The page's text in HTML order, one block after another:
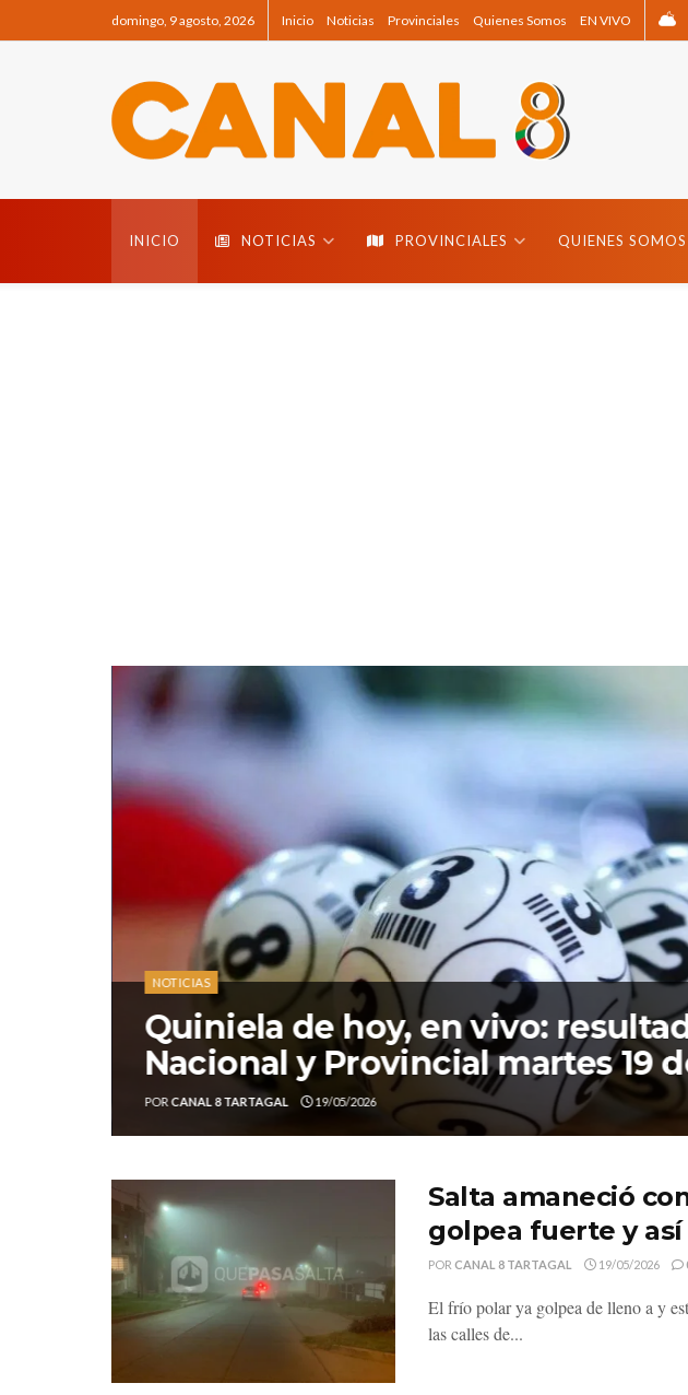
domingo, 9 agosto, 2026 Inicio Noticias Provinciales Quienes Somos EN VIVO
Canal 8
INICIO NOTICIAS PROVINCIALES QUIENES SOMOS
NOTICIAS
Quiniela de hoy, en vivo:
Nacional y Provincial martes 19
PORCANAL 8 TARTAGAL 19/05/2026
Salta amaneció
golpea fuerte y
POR CANAL 8 TARTAGAL 19/05/2026
El frío polar ya golpea de lleno a y
las calles de...